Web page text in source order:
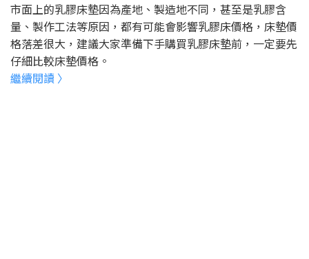
市面上的乳膠床墊因為產地、製造地不同，甚至是乳膠含
量、製作工法等原因，都有可能會影響乳膠床價格，床墊價
格落差很大，建議大家準備下手購買乳膠床墊前，一定要先
仔細比較床墊價格。
繼續閱讀 〉